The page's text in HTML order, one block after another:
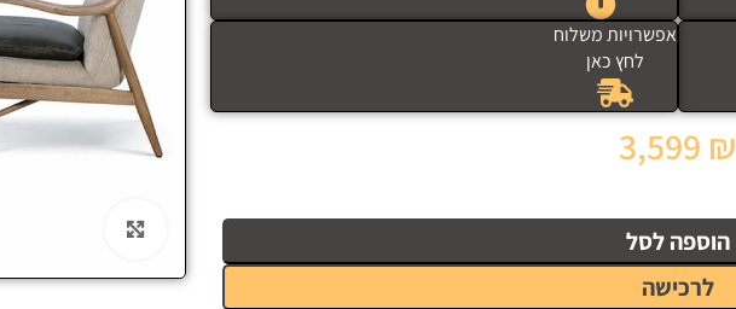
אפשרויות משלוח
לחץ כאן
הוספה לסל
לרכישה
3,599 ₪